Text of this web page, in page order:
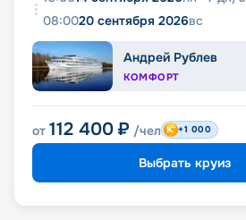
08:0020 сентября 2026вс
Андрей Рублев
КОМФОРТ
от 112 400 ₽ /чел +1 000
Выбрать круиз